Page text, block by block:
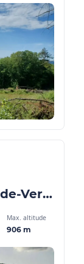
Etape 5 - Anost / La Grande-Verrière - GMTC Gravel
Max. altitude
906 m